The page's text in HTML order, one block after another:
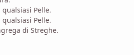
Pelle.
Pelle.
di Streghe.